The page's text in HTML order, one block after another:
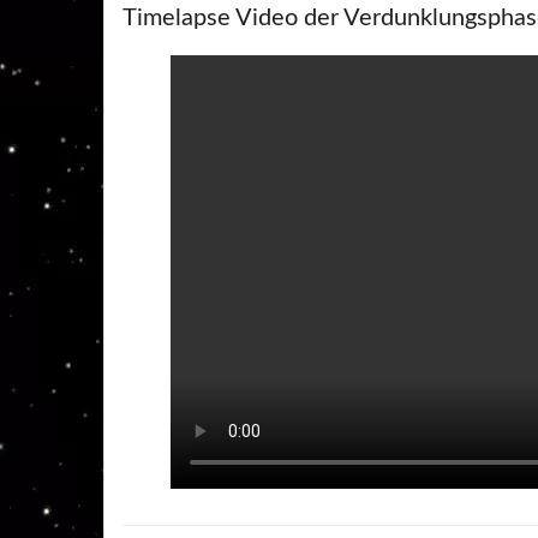
Timelapse Video der